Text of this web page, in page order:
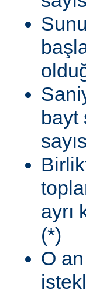
bayt
ayrı
(*)
O